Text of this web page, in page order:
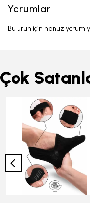
Yorumlar
Bu ürün için henüz yorum
Çok